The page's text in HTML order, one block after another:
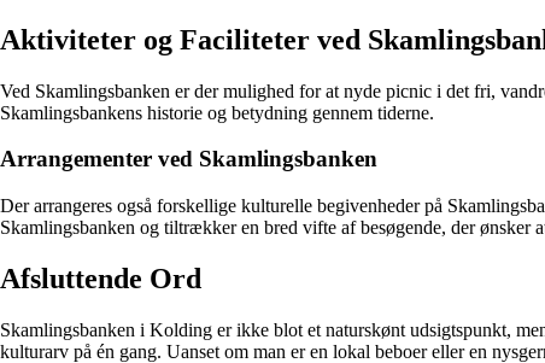
Aktiviteter og Faciliteter ved
Ved Skamlingsbanken er der mulighed for at nyde picnic i det fri,
Skamlingsbankens historie og betydning gennem tiderne.
Arrangementer ved Skamlingsbanken
Der arrangeres også forskellige kulturelle begivenheder på
Skamlingsbanken og tiltrækker en bred vifte af besøgende, der ønsker
Afsluttende Ord
Skamlingsbanken i Kolding er ikke blot et naturskønt udsigtspunkt,
kulturarv på én gang. Uanset om man er en lokal beboer eller en